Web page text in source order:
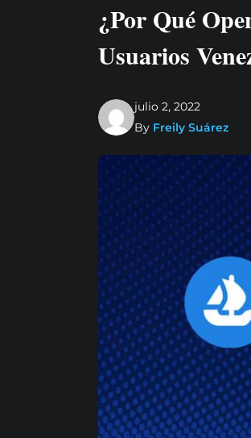
¿Por Qué
Usuarios
julio 2, 2022
By Freily Suárez